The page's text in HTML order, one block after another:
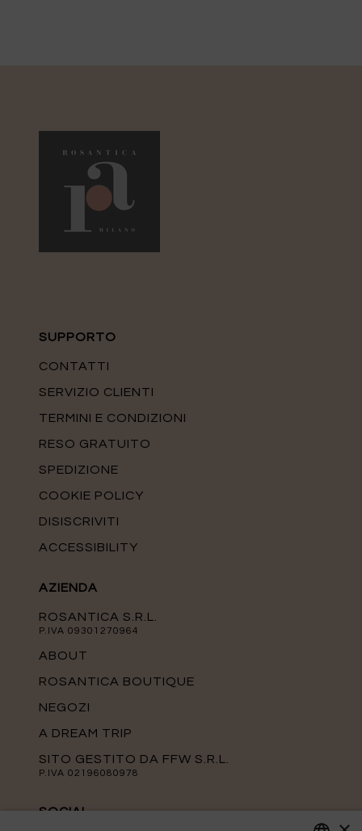
SUPPORTO
CONTATTI
SERVIZIO CLIENTI
TERMINI E CONDIZIONI
RESO GRATUITO
SPEDIZIONE
COOKIE POLICY
DISISCRIVITI
ACCESSIBILITY
AZIENDA
ROSANTICA S.R.L.
P.IVA 09301270964
ABOUT
ROSANTICA BOUTIQUE
NEGOZI
A DREAM TRIP
SITO GESTITO DA FFW S.R.L.
P.IVA 02196080978
SOCIAL